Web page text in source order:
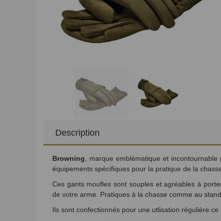
Description
Browning , marque emblématique et
équipements spécifiques pour la pratique de la
Ces gants moufles sont souples et agréables à
de votre arme. Pratiques à la chasse comme au
Ils sont confectionnés pour une utlisation régulière